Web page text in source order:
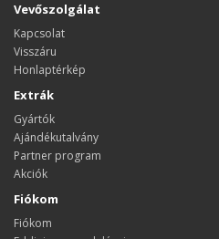
Vevőszolgálat
Kapcsolat
Visszáru
Honlaptérkép
Extrák
Gyártók
Ajándékutalvány
Partner program
Akciók
Fiókom
Fiókom